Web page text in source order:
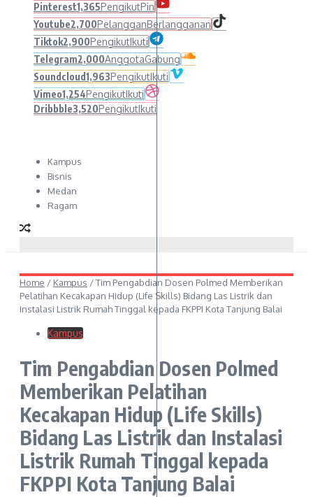
Pinterest1,365PengikutPin
Youtube2,700PelangganBerlangganan
Tiktok2,900PengikutIkuti
Telegram2,000AnggotaGabung
Soundcloud1,963PengikutIkuti
Vimeo1,254PengikutIkuti
Dribbble3,520PengikutIkuti
Kampus
Bisnis
Medan
Ragam
Home / Kampus /Tim Pengabdian Dosen Polmed Memberikan
Pelatihan Kecakapan Hidup (Life Skills) Bidang Las Listrik dan
Instalasi Listrik Rumah Tinggal kepada FKPPI Kota Tanjung Balai
Kampus
Tim Pengabdian Dosen Polmed
Memberikan Pelatihan
Kecakapan Hidup (Life Skills)
Bidang Las Listrik dan Instalasi
Listrik Rumah Tinggal kepada
FKPPI Kota Tanjung Balai